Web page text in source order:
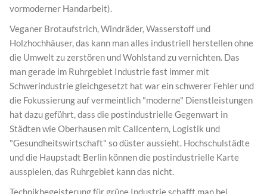
vormoderner Handarbeit).
Veganer Brotaufstrich, Windräder, Wasserstoff und
Holzhochhäuser, das kann man alles industriell herstellen ohne
die Umwelt zu zerstören und Wohlstand zu vernichten. Das
man gerade im Ruhrgebiet Industrie fast immer mit
Schwerindustrie gleichgesetzt hat war ein schwerer Fehler und
die Fokussierung auf vermeintlich "moderne" Dienstleistungen
hat dazu geführt, dass die postindustrielle Gegenwart in
Städten wie Oberhausen mit Callcentern, Logistik und
"Gesundheitswirtschaft" so düster aussieht. Hochschulstädte
und die Haupstadt Berlin können die postindustrielle Karte
ausspielen, das Ruhrgebiet kann das nicht.
Technikbegeisterung für grüne Industrie schafft man bei